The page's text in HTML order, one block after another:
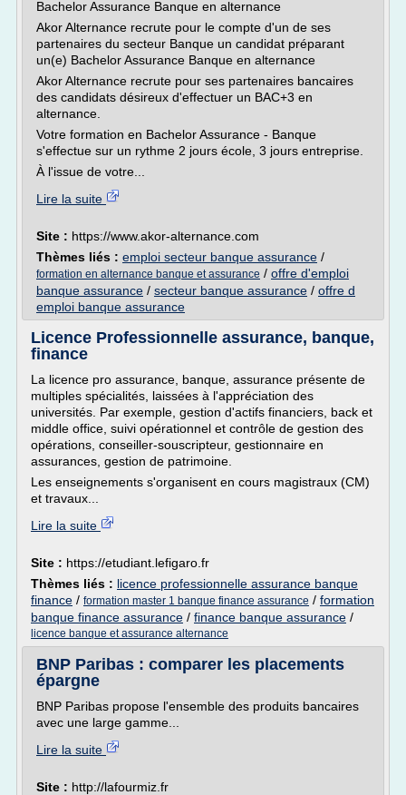
Bachelor Assurance Banque en alternance
Akor Alternance recrute pour le compte d'un de ses
partenaires du secteur Banque un candidat préparant
un(e) Bachelor Assurance Banque en alternance
Akor Alternance recrute pour ses partenaires bancaires
des candidats désireux d'effectuer un BAC+3 en
alternance.
Votre formation en Bachelor Assurance - Banque
s'effectue sur un rythme 2 jours école, 3 jours entreprise.
À l'issue de votre...
Lire la suite
Site : https://www.akor-alternance.com
Thèmes liés : emploi secteur banque assurance /
formation en alternance banque et assurance / offre d'emploi
banque assurance / secteur banque assurance / offre d
emploi banque assurance
Licence Professionnelle assurance, banque,
finance
La licence pro assurance, banque, assurance présente de
multiples spécialités, laissées à l'appréciation des
universités. Par exemple, gestion d'actifs financiers, back et
middle office, suivi opérationnel et contrôle de gestion des
opérations, conseiller-souscripteur, gestionnaire en
assurances, gestion de patrimoine.
Les enseignements s'organisent en cours magistraux (CM)
et travaux...
Lire la suite
Site : https://etudiant.lefigaro.fr
Thèmes liés : licence professionnelle assurance banque
finance / formation master 1 banque finance assurance / formation
banque finance assurance / finance banque assurance /
licence banque et assurance alternance
BNP Paribas : comparer les placements
épargne
BNP Paribas propose l'ensemble des produits bancaires
avec une large gamme...
Lire la suite
Site : http://lafourmiz.fr